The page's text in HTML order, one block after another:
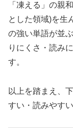
「凍える」の親
とした領域)を生
の強い単語が並
りにくさ・読み
す。
以上を踏まえ、
すい・読みやす